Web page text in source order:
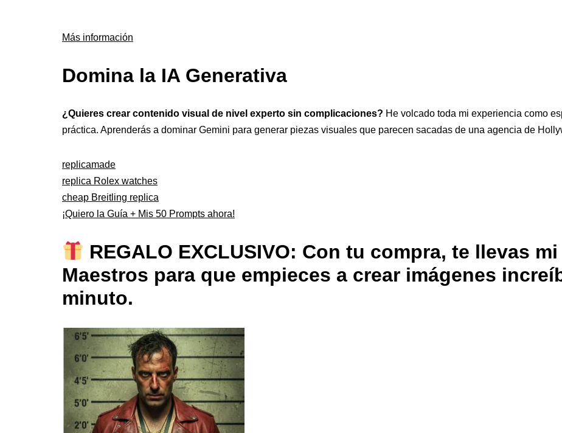
Más información
Domina la IA Generativa
¿Quieres crear contenido visual de nivel experto sin complicaciones? He volcado toda mi experiencia como
práctica. Aprenderás a dominar Gemini para generar piezas visuales que parecen sacadas de una agencia de
replicamade
replica Rolex watches
cheap Breitling replica
¡Quiero la Guía + Mis 50 Prompts ahora!
REGALO EXCLUSIVO: Con tu compra, te llevas
Maestros para que empieces a crear imágenes
minuto.